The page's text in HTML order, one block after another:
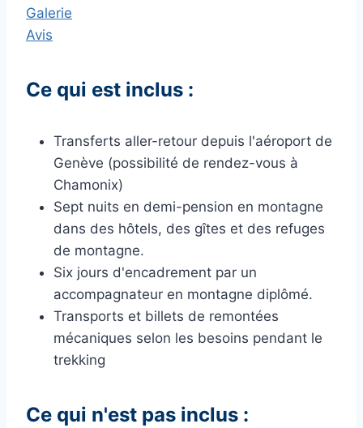
Galerie
Avis
Ce qui est inclus :
Transferts aller-retour depuis l'aéroport de
Genève (possibilité de rendez-vous à
Chamonix)
Sept nuits en demi-pension en montagne
dans des hôtels, des gîtes et des refuges
de montagne.
Six jours d'encadrement par un
accompagnateur en montagne diplômé.
Transports et billets de remontées
mécaniques selon les besoins pendant le
trekking
Ce qui n'est pas inclus :